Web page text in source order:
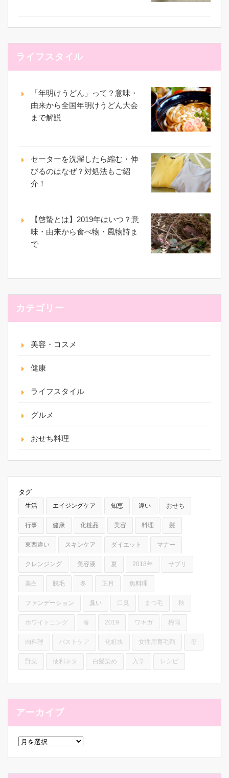
ライフスタイル
「年明けうどん」って？意味・
由来から全国年明けうどん大会
まで解説
セーターを洗濯したら縮む・伸
びるのはなぜ？対処法もご紹
介！
【啓蟄とは】2019年はいつ？意
味・由来から食べ物・風物詩ま
で
カテゴリー
美容・コスメ
健康
ライフスタイル
グルメ
おせち料理
タグ
生活 エイジングケア 知恵 違い おせち
行事 健康 化粧品 美容 料理 髪
東西違い スキンケア ダイエット マナー
クレンジング 美容液 夏 2018年 サプリ
美白 脱毛 冬 正月 魚料理
ファンデーション 臭い 口臭 まつ毛 秋
ホワイトニング 春 2019 ワキガ 梅雨
肉料理 バストケア 化粧水 女性用育毛剤 母
野菜 便利ネタ 白髪染め 入学 レシピ
アーカイブ
ア
イ